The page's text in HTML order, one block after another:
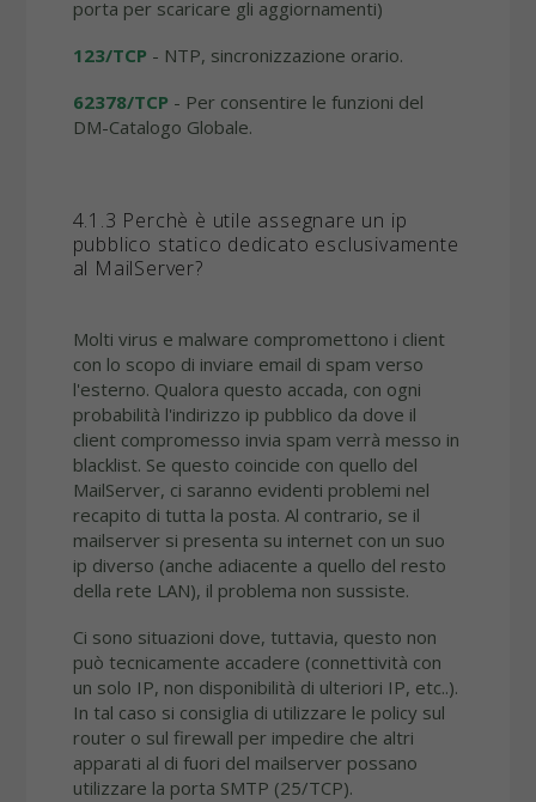
porta per scaricare gli aggiornamenti)
123/TCP - NTP, sincronizzazione orario.
62378/TCP - Per consentire le funzioni del
DM-Catalogo Globale.
4.1.3 Perchè è utile assegnare un ip
pubblico statico dedicato esclusivamente
al MailServer?
Molti virus e malware compromettono i client
con lo scopo di inviare email di spam verso
l'esterno. Qualora questo accada, con ogni
probabilità l'indirizzo ip pubblico da dove il
client compromesso invia spam verrà messo in
blacklist. Se questo coincide con quello del
MailServer, ci saranno evidenti problemi nel
recapito di tutta la posta. Al contrario, se il
mailserver si presenta su internet con un suo
ip diverso (anche adiacente a quello del resto
della rete LAN), il problema non sussiste.
Ci sono situazioni dove, tuttavia, questo non
può tecnicamente accadere (connettività con
un solo IP, non disponibilità di ulteriori IP, etc..).
In tal caso si consiglia di utilizzare le policy sul
router o sul firewall per impedire che altri
apparati al di fuori del mailserver possano
utilizzare la porta SMTP (25/TCP).